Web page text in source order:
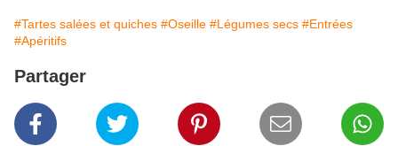
#Tartes salées et quiches #Oseille #Légumes secs #Entrées
#Apéritifs
Partager